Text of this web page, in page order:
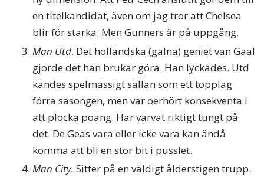
en titelkandidat, även om jag tror att Chelsea
blir för starka. Men Gunners är på uppgång.
Man Utd. Det holländska (galna) geniet van Gaal
gjorde det han brukar göra. Han lyckades. Utd
kändes spelmässigt sällan som ett topplag
förra säsongen, men var oerhört konsekventa i
att plocka poäng. Har värvat riktigt tungt på
det. De Geas vara eller icke vara kan ändå
komma att bli en stor bit i pusslet.
Man City. Sitter på en väldigt ålderstigen trupp.